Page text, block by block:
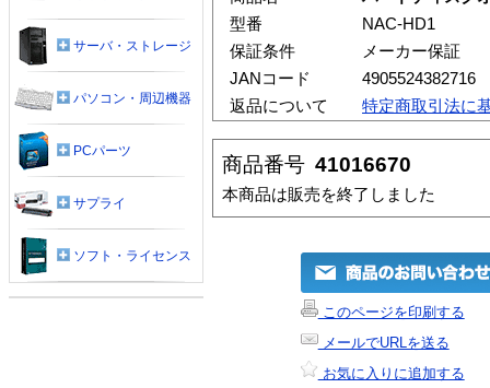
型番
NAC-HD1
保証条件
メーカー保証
JANコード
4905524382716
返品について
特定商取引法に
商品番号 41016670
本商品は販売を終了しました
このページを印刷する
メールでURLを送る
お気に入りに追加する
サーバ・ストレージ
パソコン・周辺機器
PCパーツ
サプライ
ソフト・ライセンス